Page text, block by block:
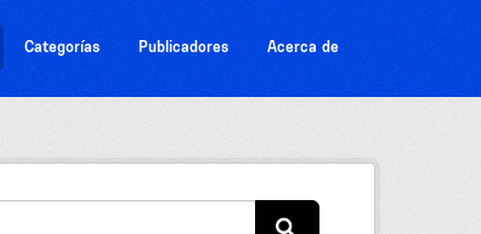
Categorías Publicadores Acerca de